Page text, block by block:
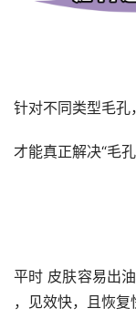
针对不同类型毛孔
才能真正解决“毛
平时 皮肤容易出
，见效快，且恢复